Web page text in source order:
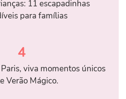
11 escapadinhas
para famílias
4
viva momentos únicos
Verão Mágico.